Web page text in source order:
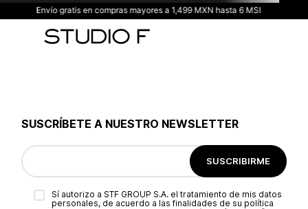
Envío gratis en compras mayores a 1,499 MXN hasta 6 MSI
SUSCRÍBETE A NUESTRO NEWSLETTER
SUSCRIBIRME
Sí autorizo a STF GROUP S.A. el tratamiento de mis datos
personales, de acuerdo a las finalidades de su política